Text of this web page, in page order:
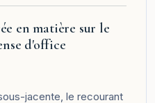
en matière sur le
d'office
jacente, le recourant